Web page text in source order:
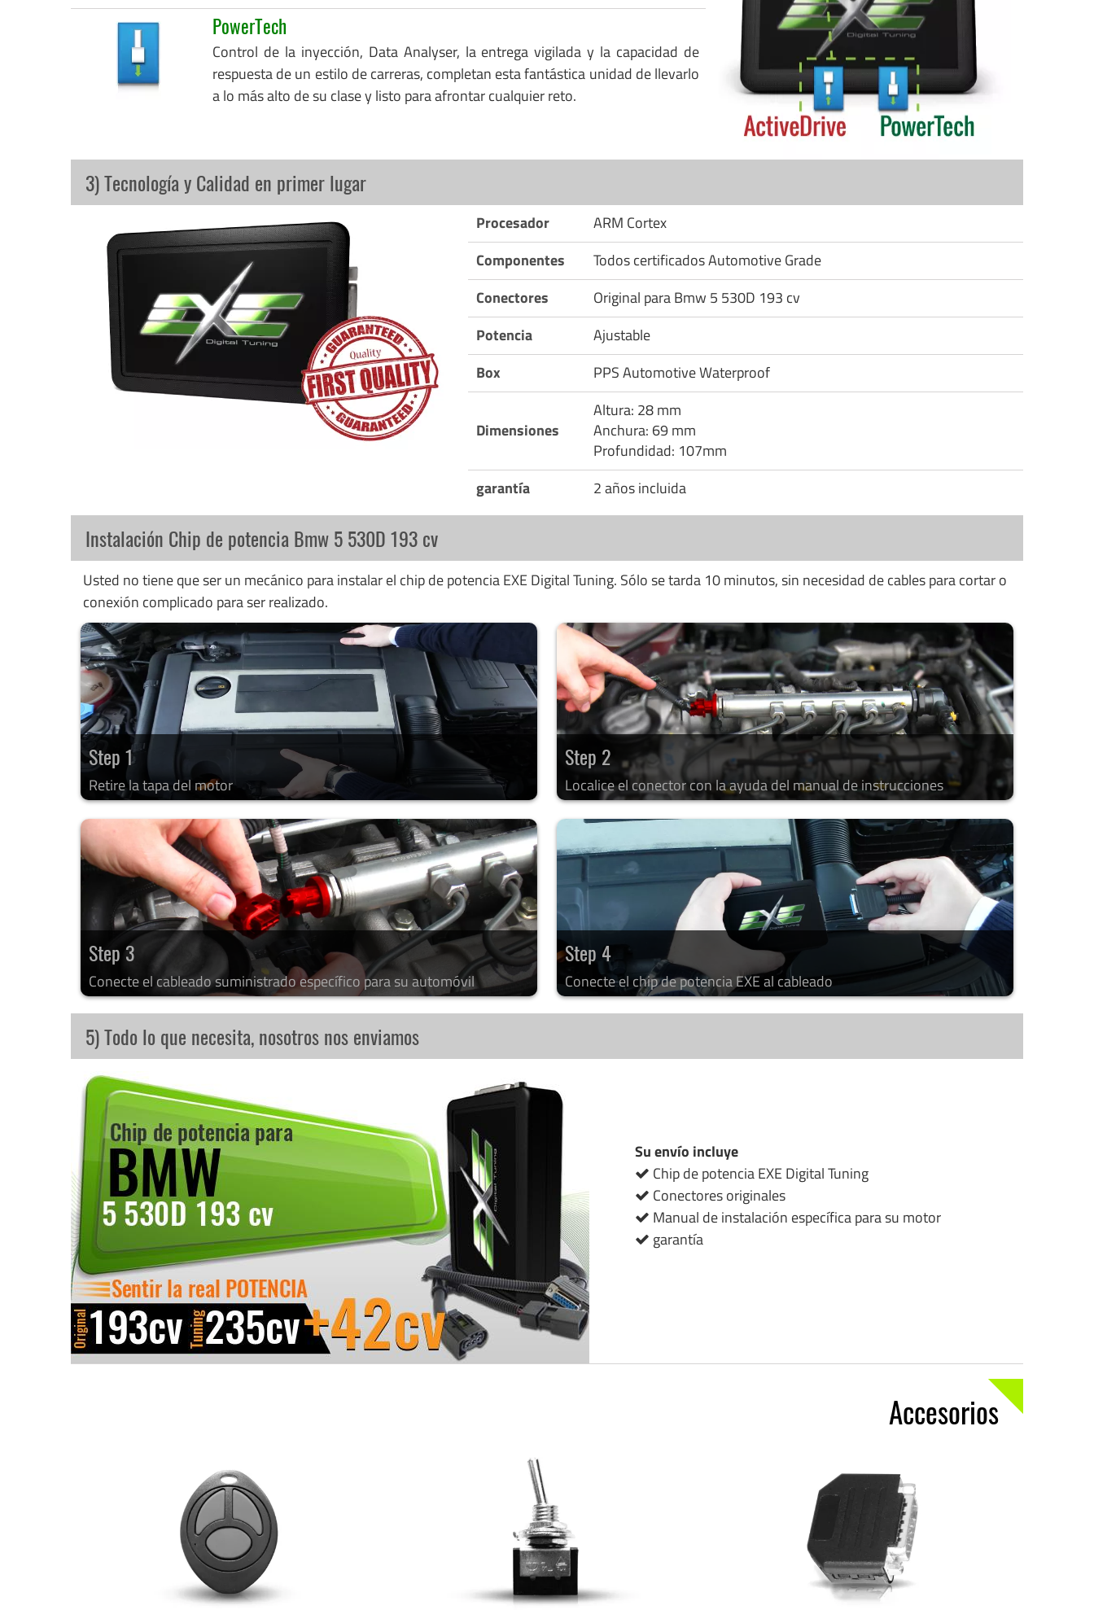
PowerTech
Control de la inyección, Data Analyser, la entrega vigilada y la capacidad de
respuesta de un estilo de carreras, completan esta fantástica unidad de llevarlo
a lo más alto de su clase y listo para afrontar cualquier reto.
3) Tecnología y Calidad en primer lugar
Procesador
ARM Cortex
Componentes
Todos certificados Automotive Grade
Conectores
Original para Bmw 5 530D 193 cv
Potencia
Ajustable
Box
PPS Automotive Waterproof
Dimensiones
Altura: 28 mm
Anchura: 69 mm
Profundidad: 107mm
garantía
2 años incluida
Instalación Chip de potencia Bmw 5 530D 193 cv
Usted no tiene que ser un mecánico para instalar el chip de potencia EXE Digital Tuning. Sólo se tarda 10 minutos, sin necesidad de cables para cortar o
conexión complicado para ser realizado.
Step 1
Retire la tapa del motor
Step 2
Localice el conector con la ayuda del manual de instrucciones
Step 3
Conecte el cableado suministrado específico para su automóvil
Step 4
Conecte el chip de potencia EXE al cableado
5) Todo lo que necesita, nosotros nos enviamos
Su envío incluye
Chip de potencia EXE Digital Tuning
Conectores originales
Manual de instalación específica para su motor
garantía
Accesorios